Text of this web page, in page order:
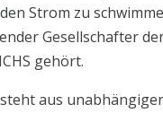
Strom zu
Gesellschafter
gehört.
aus